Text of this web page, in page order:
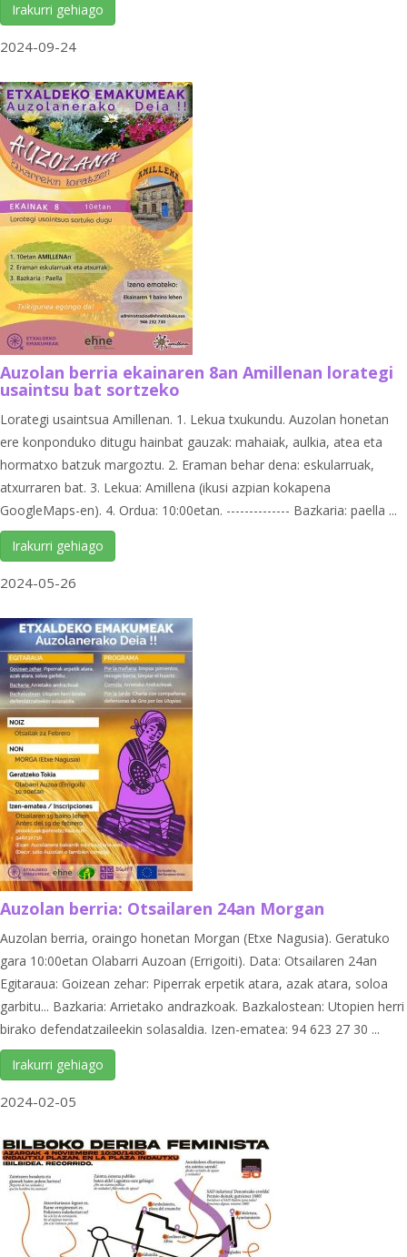
Irakurri gehiago
2024-09-24
Auzolan berria ekainaren 8an Amillenan lorategi
usaintsu bat sortzeko
Lorategi usaintsua Amillenan. 1. Lekua txukundu. Auzolan honetan
ere konponduko ditugu hainbat gauzak: mahaiak, aulkia, atea eta
hormatxo batzuk margoztu. 2.⁠ ⁠Eraman behar dena: eskularruak,
atxurraren bat. 3.⁠ Lekua: Amillena (ikusi azpian kokapena
GoogleMaps-en). 4. Ordua: 10:00etan. -------------- Bazkaria: paella ...
Irakurri gehiago
2024-05-26
Auzolan berria: Otsailaren 24an Morgan
Auzolan berria, oraingo honetan Morgan (Etxe Nagusia). Geratuko
gara 10:00etan Olabarri Auzoan (Errigoiti). Data: Otsailaren 24an
Egitaraua: Goizean zehar: Piperrak erpetik atara, azak atara, soloa
garbitu... Bazkaria: Arrietako andrazkoak. Bazkalostean: Utopien herri
birako defendatzaileekin solasaldia. Izen-ematea: 94 623 27 30 ...
Irakurri gehiago
2024-02-05